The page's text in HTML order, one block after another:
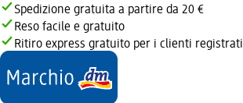
Spedizione gratuita a partire da 20 €
Reso facile e gratuito
Ritiro express gratuito per i clienti registrati